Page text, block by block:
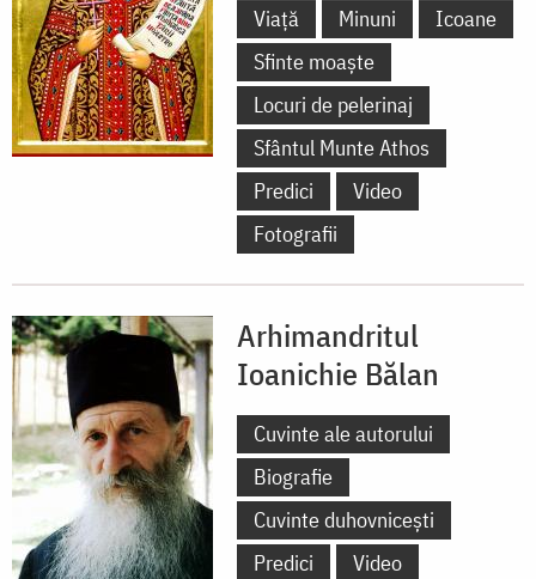
Viață
Minuni
Icoane
Sfinte moaște
Locuri de pelerinaj
Sfântul Munte Athos
Predici
Video
Fotografii
Arhimandritul
Ioanichie Bălan
Cuvinte ale autorului
Biografie
Cuvinte duhovnicești
Predici
Video